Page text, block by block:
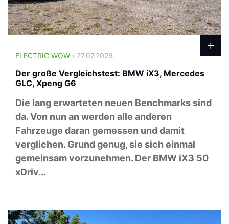
ELECTRIC WOW / 27.07.2026.
Der große Vergleichstest: BMW iX3, Mercedes
GLC, Xpeng G6
Die lang erwarteten neuen Benchmarks sind
da. Von nun an werden alle anderen
Fahrzeuge daran gemessen und damit
verglichen. Grund genug, sie sich einmal
gemeinsam vorzunehmen. Der BMW iX3 50
xDriv...